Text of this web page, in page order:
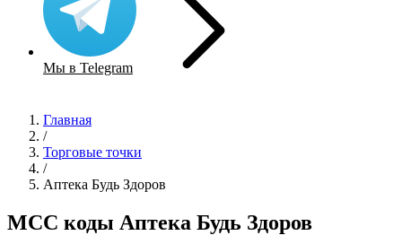
Мы в Telegram
Главная
/
Торговые точки
/
Аптека Будь Здоров
MCC коды Аптека Будь Здоров